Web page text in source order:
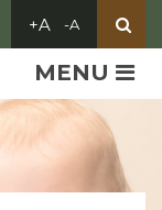
MENU